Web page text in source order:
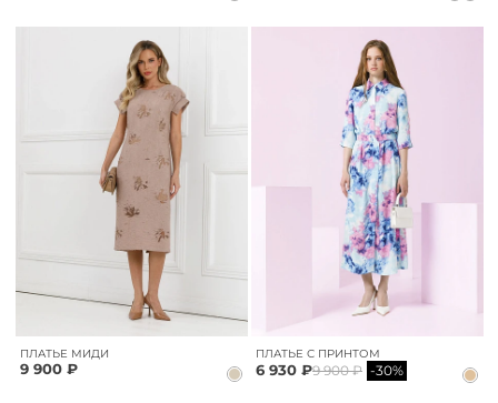
ПЛАТЬЕ МИДИ
9 900 ₽
ПЛАТЬЕ С ПРИНТОМ
6 930 ₽9 900 ₽ -30%